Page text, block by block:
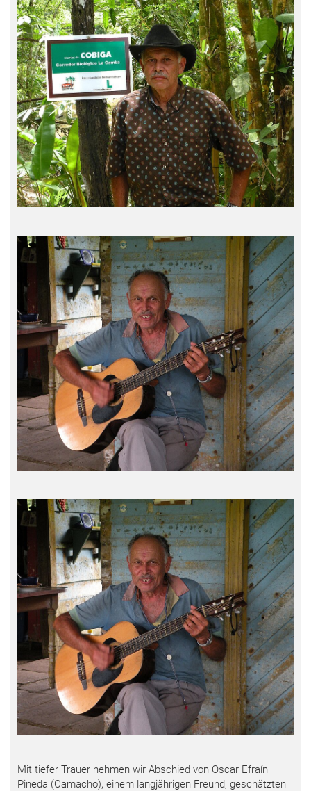
Mit tiefer Trauer nehmen wir Abschied von Oscar Efraín
Pineda (Camacho), einem langjährigen Freund, geschätzten